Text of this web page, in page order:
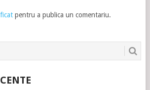
pentru a publica un comentariu.